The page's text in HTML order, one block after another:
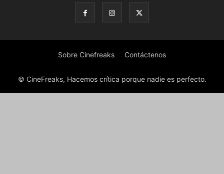
Sobre Cinefreaks Contáctenos
© CineFreaks, Hacemos crítica porque nadie es perfecto.